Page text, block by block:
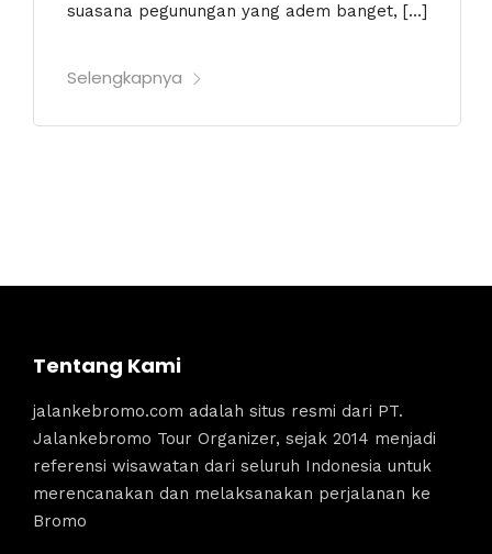
suasana pegunungan yang adem banget, […]
Selengkapnya
Tentang Kami
jalankebromo.com adalah situs resmi dari PT.
Jalankebromo Tour Organizer, sejak 2014 menjadi
referensi wisawatan dari seluruh Indonesia untuk
merencanakan dan melaksanakan perjalanan ke
Bromo